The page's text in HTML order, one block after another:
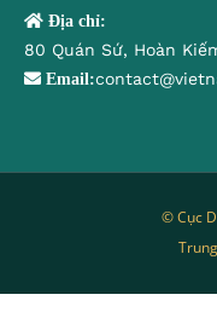
Địa chỉ:
80 Quán Sứ, Hoàn
Email:
© Cục